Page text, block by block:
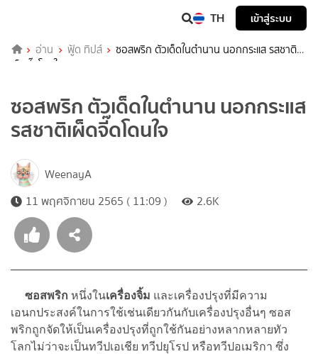
TH เข้าสู่ระบบ
อ่าน ฟู้ด ทิปส์
ซอสพริก ตัวเด็ดในตำนาน นอกกระแส รสชาติ
เผ็ดจี๊ดโดนใจ
ซอสพริก ตัวเด็ดในตำนาน นอกกระแส
รสชาติเผ็ดจี๊ดโดนใจ
WeenayA
11 พฤศจิกายน 2565 ( 11:09 )
2.6K
ซอสพริก หนึ่งในเครื่องจิ้ม และเครื่องปรุงที่มีความ
เอนกประสงค์ในการใช้เช่นเดียวกันกับเครื่องปรุงอื่นๆ ซอส
พริกถูกจัดให้เป็นเครื่องปรุงที่ถูกใช้กันอย่างหลากหลายทัว
โลกไม่ว่าจะเป็นทวีปเอเชีย ทวีปยุโรป หรือทวีปอเมริกา ซึ่ง